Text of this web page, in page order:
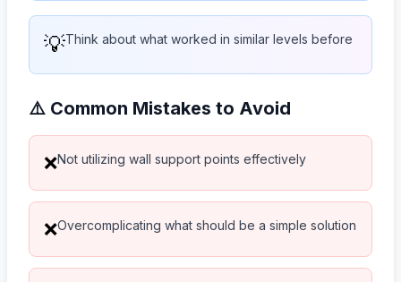
💡Think about what worked in similar levels before
⚠️ Common Mistakes to Avoid
❌Not utilizing wall support points effectively
❌Overcomplicating what should be a simple solution